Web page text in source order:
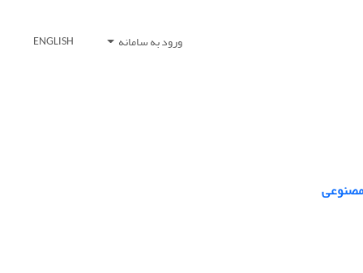
ورود به سامانه ENGLISH